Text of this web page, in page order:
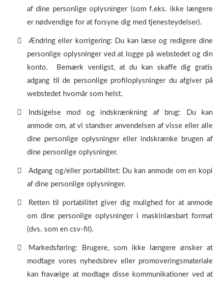
af dine personlige oplysninger (som f.eks. ikke længere
er nødvendige for at forsyne dig med tjenesteydelser).
Ændring eller korrigering: Du kan læse og redigere dine
personlige oplysninger ved at logge på webstedet og din
konto. Bemærk venligst, at du kan skaffe dig gratis
adgang til de personlige profiloplysninger du afgiver på
webstedet hvornår som helst.
Indsigelse mod og indskrænkning af brug: Du kan
anmode om, at vi standser anvendelsen af visse eller alle
dine personlige oplysninger eller indskrænke brugen af
dine personlige oplysninger.
Adgang og/eller portabilitet: Du kan anmode om en kopi
af dine personlige oplysninger.
Retten til portabilitet giver dig mulighed for at anmode
om dine personlige oplysninger i maskinlæsbart format
(dvs. som en csv-fil).
Markedsføring: Brugere, som ikke længere ønsker at
modtage vores nyhedsbrev eller promoveringsmateriale
kan fravælge at modtage disse kommunikationer ved at